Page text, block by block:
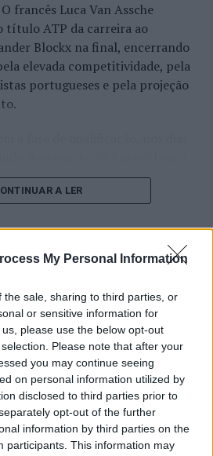
My Personal Information
the sale, sharing to third parties, or
or sensitive information for
please use the below opt-out
Please note that after your
you may continue seeing
on personal information utilized by
disclosed to third parties prior to
opt-out of the further
information by third parties on the
participants. This information may
de segunda a sexta, das 9h30
domingos e feriados das 10h00
17h00.
com 13.600 alunos no
dos Mortos” em exibição no
francês Luca Van Assche
título ATP da carreira ao
Blockx na final, encerrando
elevada competitividade, pela
portugueses e pela projeção
principal. A cerimónia de
presença do presidente da
municipal, assinalando o
que voltou a colocar o
calendário internacional do
de última hora de jogadores
Alejandro Davidovich
Arnaldi (Itália), a prova
competitivo de elevado nível,
Rublev, primeiro cabeça de
Darderi, pelo chileno
belga Alexander Blockx.
A LER
“Bienal
Artes e Ofícios”
artesanato,
como
do município